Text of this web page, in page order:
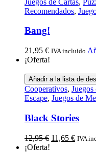
Recomendados,
Bang!
21,95 € IVA incluido
¡Oferta!
Añadir a la lista de
Cooperativos, Juegos
Escape, Juegos de
Black Stories
12,95€ 11,65 € IVA
¡Oferta!